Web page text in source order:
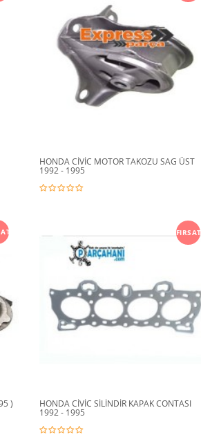
HONDA CİVİC MOTOR TAKOZU SAG ÜST
1992 - 1995
)
FIRSAT
HONDA CİVİC SİLİNDİR KAPAK CONTASI
1992 - 1995